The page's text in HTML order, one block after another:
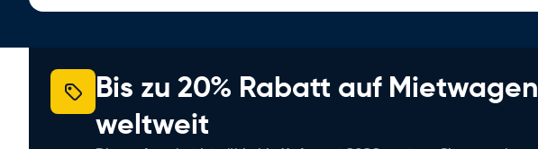
Bis zu 20% Rabatt auf Mietwagen
weltweit